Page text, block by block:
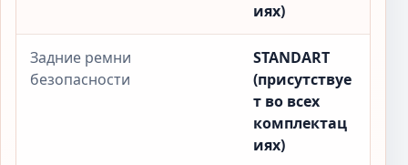
иях)
Задние ремни
безопасности
STANDART
(присутствуе
т во всех
комплектац
иях)